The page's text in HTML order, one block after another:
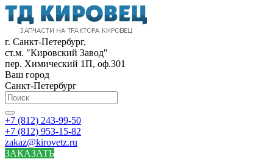
г. Санкт-Петербург,
ст.м. "Кировский Завод"
пер. Химический 1П, оф.301
Ваш город
Санкт-Петербург
+7 (812) 243-99-50
+7 (812) 953-15-82
zakaz@kirovetz.ru
ЗАКАЗАТЬ